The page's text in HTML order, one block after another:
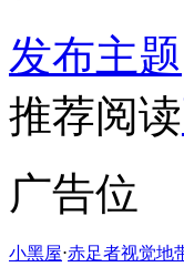
发布主题
推荐阅读
广告位
小黑屋⋅赤足者视觉地